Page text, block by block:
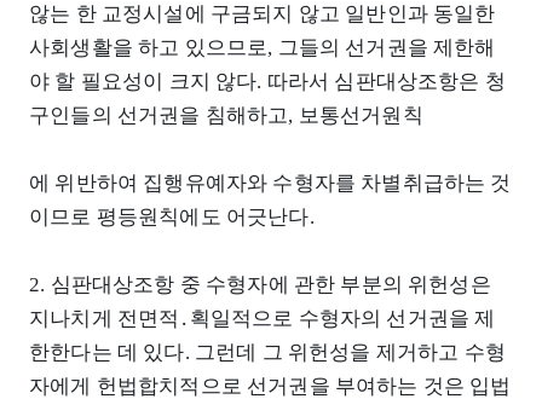
않는 한 교정시설에 구금되지 않고 일반인과 동일한
사회생활을 하고 있으므로, 그들의 선거권을 제한해
야 할 필요성이 크지 않다. 따라서 심판대상조항은 청
구인들의 선거권을 침해하고, 보통선거원칙
에 위반하여 집행유예자와 수형자를 차별취급하는 것
이므로 평등원칙에도 어긋난다.
2. 심판대상조항 중 수형자에 관한 부분의 위헌성은
지나치게 전면적․획일적으로 수형자의 선거권을 제
한한다는 데 있다. 그런데 그 위헌성을 제거하고 수형
자에게 헌법합치적으로 선거권을 부여하는 것은 입법